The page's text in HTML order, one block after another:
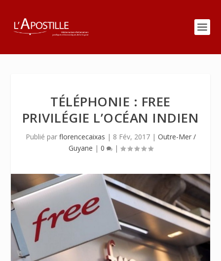
TÉLÉPHONIE : FREE
PRIVILÉGIE L’OCÉAN INDIEN
Publié par florencecaixas | 8 Fév, 2017| Outre-Mer /
Guyane | 0 |